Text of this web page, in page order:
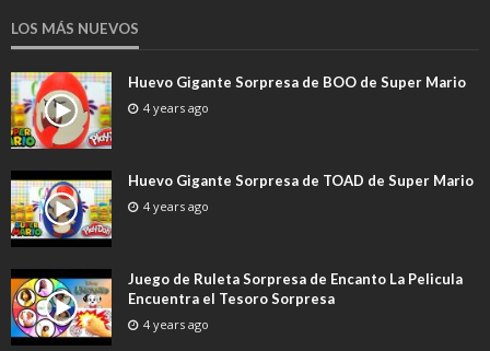
LOS MÁS NUEVOS
Huevo Gigante Sorpresa de BOO de Super Mario
4 years ago
Huevo Gigante Sorpresa de TOAD de Super Mario
4 years ago
Juego de Ruleta Sorpresa de Encanto La Pelicula
Encuentra el Tesoro Sorpresa
4 years ago